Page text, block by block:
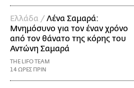
Ελλάδα /Λένα Σαμαρά:
Μνημόσυνο για τον έναν χρόνο
από τον θάνατο της κόρης του
Αντώνη Σαμαρά
THE LIFO TEAM
14 ΩΡΕΣ ΠΡΙΝ